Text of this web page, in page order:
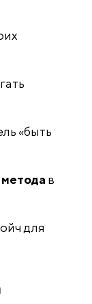
«быть
в
для